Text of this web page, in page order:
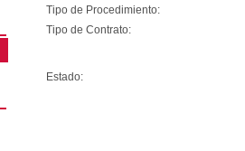
Tipo de Procedimiento:
Tipo de Contrato:
Estado: